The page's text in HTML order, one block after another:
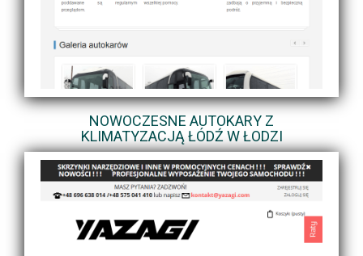
NOWOCZESNE AUTOKARY Z
KLIMATYZACJĄ ŁÓDŹ W ŁODZI